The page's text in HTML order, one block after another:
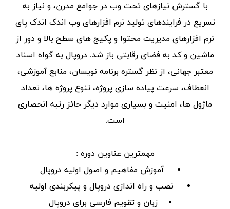
با گسترش نیازهای تحت وب در جوامع مدرن، و نیاز به
تسریع در فرایندهای تولید نرم افزارهای وب اندک اندک پای
نرم افزارهای مدیریت محتوا و پکیج های سطح بالا و دور از
ماشین و کد به فضای رقابتی باز شد. دروپال به گواه اسناد
معتبر جهانی، از نظر گستره برنامه نویسان، منابع آموزشی،
انعطاف، سرعت پیاده سازی پروژه، تنوع پروژه ها، تعداد
ماژول ها، امنیت و بسیاری موارد دیگر حائز رتبه انحصاری
است.
مهمترین عناوین دوره :
آموزش مفاهیم و اصول اولیه دروپال
نصب و راه اندازی دروپال و پیکربندی اولیه
زبان و تقویم فارسی برای دروپال